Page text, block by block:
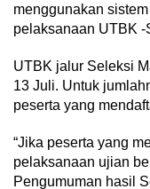
menggunakan
pelaksanaan UTBK -
UTBK jalur Seleksi
13 Juli. Untuk
peserta yang
“Jika peserta yang
pelaksanaan ujian
Pengumuman hasil